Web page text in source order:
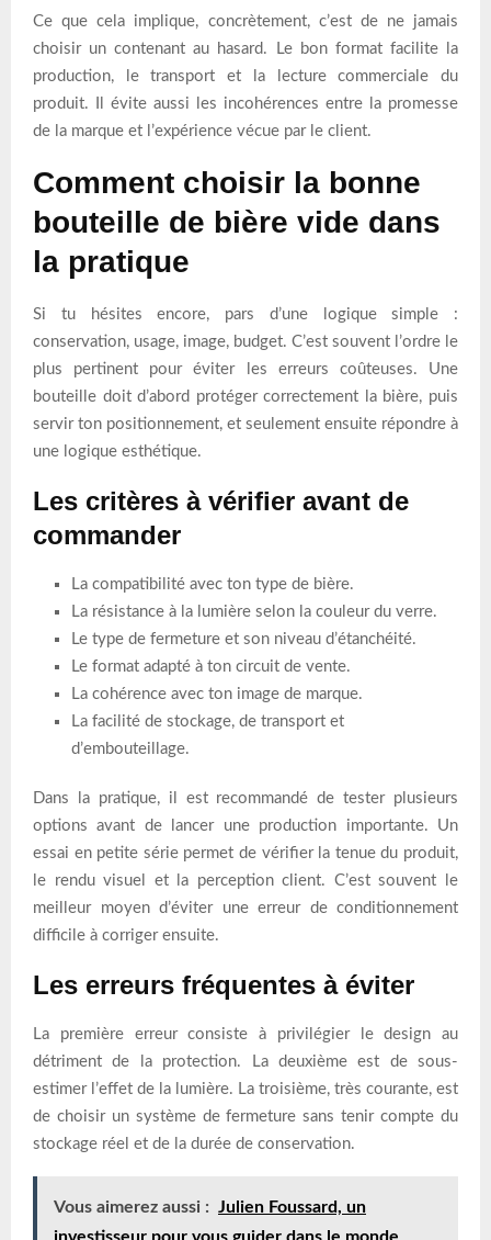
Ce que cela implique, concrètement, c’est de ne jamais
choisir un contenant au hasard. Le bon format facilite la
production, le transport et la lecture commerciale du
produit. Il évite aussi les incohérences entre la promesse
de la marque et l’expérience vécue par le client.
Comment choisir la bonne
bouteille de bière vide dans
la pratique
Si tu hésites encore, pars d’une logique simple :
conservation, usage, image, budget. C’est souvent l’ordre le
plus pertinent pour éviter les erreurs coûteuses. Une
bouteille doit d’abord protéger correctement la bière, puis
servir ton positionnement, et seulement ensuite répondre à
une logique esthétique.
Les critères à vérifier avant de
commander
La compatibilité avec ton type de bière.
La résistance à la lumière selon la couleur du verre.
Le type de fermeture et son niveau d’étanchéité.
Le format adapté à ton circuit de vente.
La cohérence avec ton image de marque.
La facilité de stockage, de transport et
d’embouteillage.
Dans la pratique, il est recommandé de tester plusieurs
options avant de lancer une production importante. Un
essai en petite série permet de vérifier la tenue du produit,
le rendu visuel et la perception client. C’est souvent le
meilleur moyen d’éviter une erreur de conditionnement
difficile à corriger ensuite.
Les erreurs fréquentes à éviter
La première erreur consiste à privilégier le design au
détriment de la protection. La deuxième est de sous-
estimer l’effet de la lumière. La troisième, très courante, est
de choisir un système de fermeture sans tenir compte du
stockage réel et de la durée de conservation.
Vous aimerez aussi : Julien Foussard, un
investisseur pour vous guider dans le monde